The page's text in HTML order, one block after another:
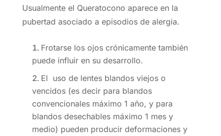
Usualmente el Queratocono aparece en la
pubertad asociado a episodios de alergia.
Frotarse los ojos crónicamente también
puede influir en su desarrollo.
El uso de lentes blandos viejos o
vencidos (es decir para blandos
convencionales máximo 1 año, y para
blandos desechables máximo 1 mes y
medio) pueden producir deformaciones y